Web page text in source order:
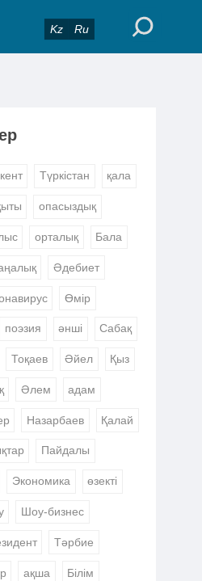
Kz Ru
Түркістан қала
опасыздық
орталық Бала
Әдебиет
Өмір
поэзия әнші Сабақ
Тоқаев Әйел Қыз
Әлем адам
Назарбаев Қалай
Пайдалы
Экономика өзекті
Шоу-бизнес
Тәрбие
ақша Білім